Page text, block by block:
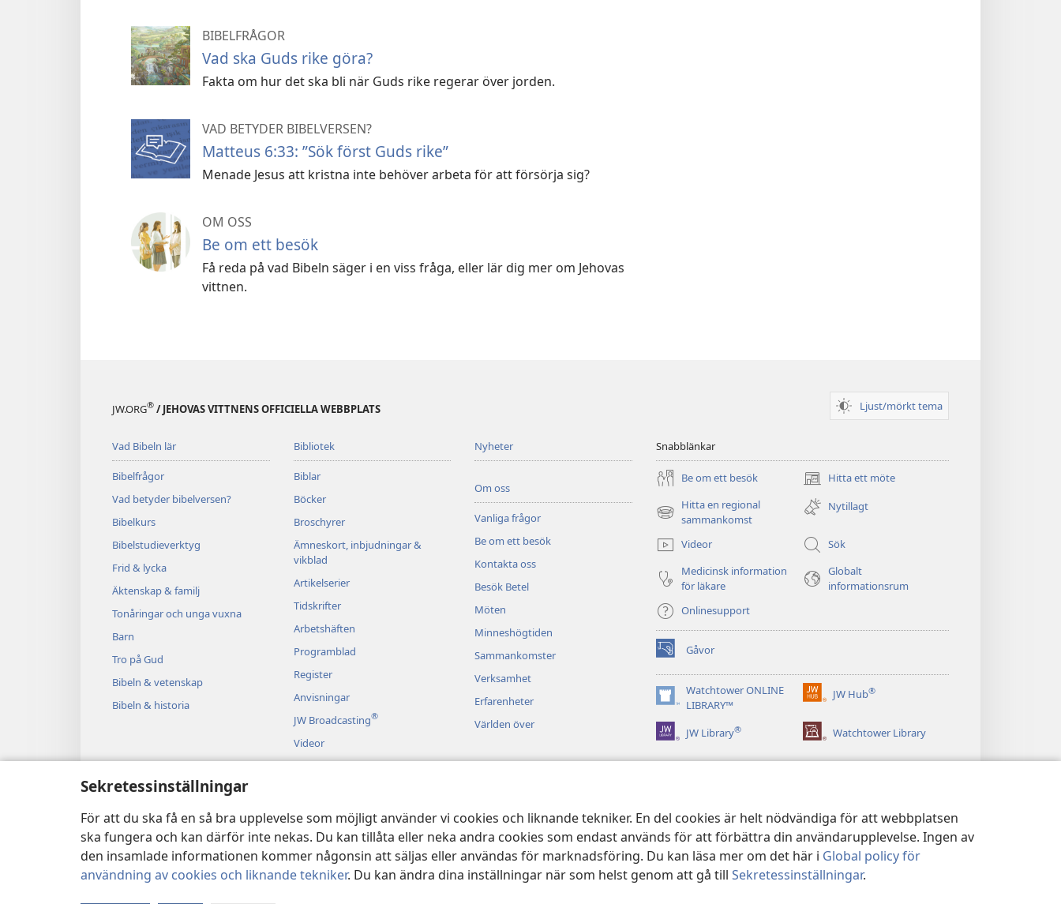
Sekretessinställningar
För att du ska få en så bra upplevelse som möjligt använder vi cookies och liknande tekniker. En del cookies är helt nödvändiga för att webbplatsen
ska fungera och kan därför inte nekas. Du kan tillåta eller neka andra cookies som endast används för att förbättra din användarupplevelse. Ingen av
den insamlade informationen kommer någonsin att säljas eller användas för marknadsföring. Du kan läsa mer om det här i Global policy för
användning av cookies och liknande tekniker. Du kan ändra dina inställningar när som helst genom att gå till Sekretessinställningar.
BIBELFRÅGOR
Vad ska Guds rike göra?
Fakta om hur det ska bli när Guds rike regerar över jorden.
VAD BETYDER BIBELVERSEN?
Matteus 6:33: ”Sök först Guds rike”
Menade Jesus att kristna inte behöver arbeta för att försörja sig?
OM OSS
Be om ett besök
Få reda på vad Bibeln säger i en viss fråga, eller lär dig mer om Jehovas
vittnen.
JW.ORG® / JEHOVAS VITTNENS OFFICIELLA WEBBPLATS Ljust/mörkt tema
Vad Bibeln lär
Bibelfrågor
Vad betyder bibelversen?
Bibelkurs
Bibelstudieverktyg
Frid & lycka
Äktenskap & familj
Tonåringar och unga vuxna
Barn
Tro på Gud
Bibeln & vetenskap
Bibeln & historia
Bibliotek
Biblar
Böcker
Broschyrer
Ämneskort, inbjudningar &
vikblad
Artikelserier
Tidskrifter
Arbetshäften
Programblad
Register
Anvisningar
JW Broadcasting®
Videor
Musik
Dramatiserad bibeluppläsning
Nyheter
Om oss
Vanliga frågor
Be om ett besök
Kontakta oss
Besök Betel
Möten
Minneshögtiden
Sammankomster
Verksamhet
Erfarenheter
Världen över
Snabblänkar
Be om ett besök Hitta ett möte
(öppnar
nytt
fönster)
Hitta en regional
sammankomst
(öppnar
fönster)
Nytillagt
Videor
Sök
Medicinsk information
för läkare
Globalt
informationsrum
Onlinesupport
Gåvor
(öppnar
nytt
fönster)Watchtower ONLINE
LIBRARY™
(öppnar
nytt
fönster)
JW Hub®
(öppnar
fönster)
JW Library® Watchtower Library
Copyright© 2026 Watch Tower Bible and Tract Society of Pennsylvania. ANVÄNDARVILLKOR |SEKRETESSPOLICY| SEKRETESSINSTÄLLNINGAR